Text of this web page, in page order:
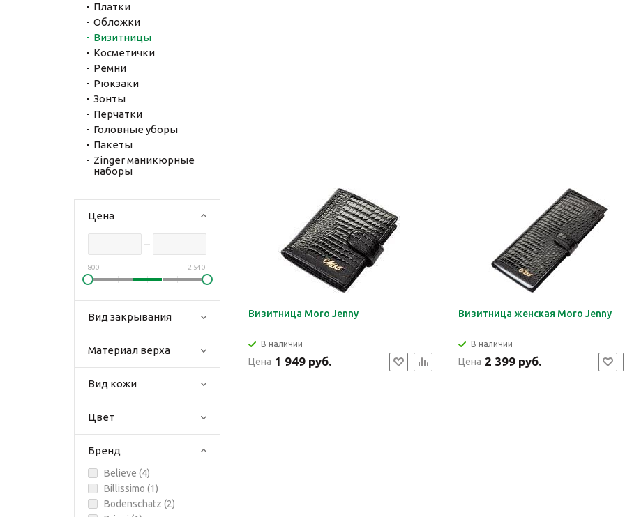
Платки
Обложки
Визитницы
Косметички
Ремни
Рюкзаки
Зонты
Перчатки
Головные уборы
Пакеты
Zinger маникюрные
наборы
Цена
800 2 540
Вид закрывания
Материал верха
Вид кожи
Цвет
Бренд
Believe (4)
Billissimo (1)
Bodenschatz (2)
Визитница Moro Jenny
В наличии
Цена 1 949 руб.
Визитница женская Moro Jenny
В наличии
Цена 2 399 руб.